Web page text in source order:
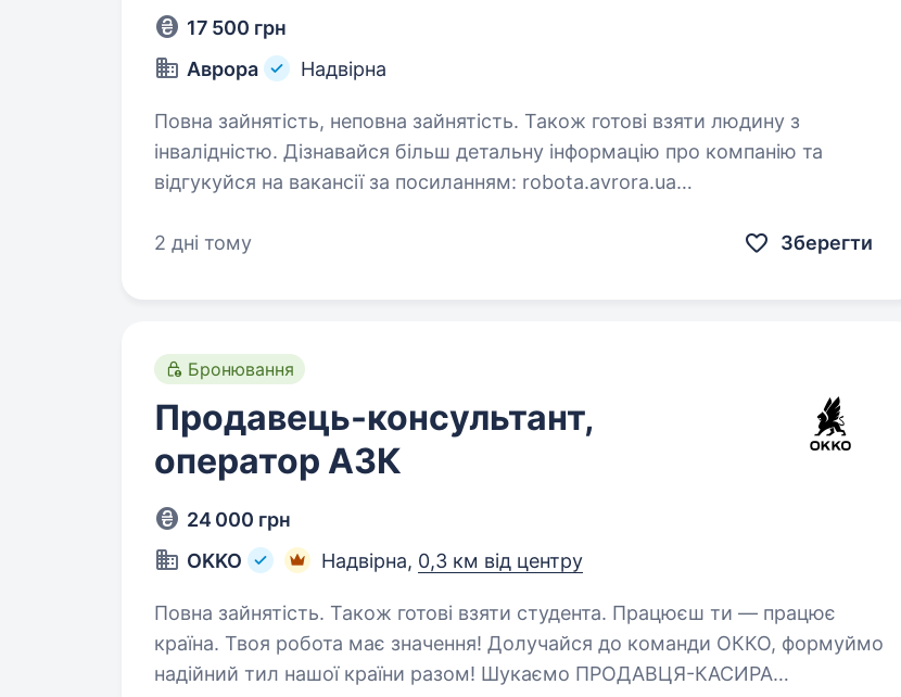
17 500 грн
Аврора
Надвірна
Повна зайнятість, неповна зайнятість. Також готові взяти людину з
інвалідністю. Дізнавайся більш детальну інформацію про компанію та
відгукуйся на вакансії за посиланням: robota.avrora.ua
чиню) Нам буде класно працювати…
2 дні тому Зберегти
Бронювання
Продавець-консультант,
оператор АЗК
24 000 грн
OKKO
Надвірна, 0,3 км від центру
Повна зайнятість. Також готові взяти студента. Працюєш ти — працює
країна. Твоя робота має значення! Долучайся до команди ОККО, формуймо
надійний тил нашої країни разом! Шукаємо ПРОДАВЦЯ-КАСИРА